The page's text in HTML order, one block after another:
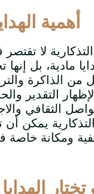
أهمية
التذكارية لا
مادية، بل
من الذاكرة
التقدير
الثقافي
التذكارية يمكن
ومكانة خاصة